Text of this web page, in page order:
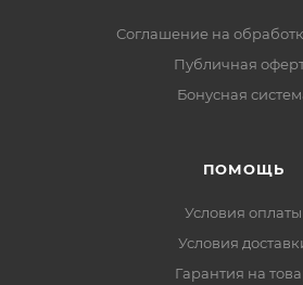
Соглашение на
Публичная
Бонусная
ПОМОЩЬ
Условия оплаты
Условия
Гарантия на